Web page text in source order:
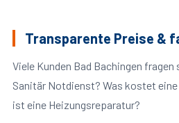
Transparente Preise &
Viele Kunden Bad Bachingen
Sanitär Notdienst? Was kostet
ist eine Heizungsreparatur?